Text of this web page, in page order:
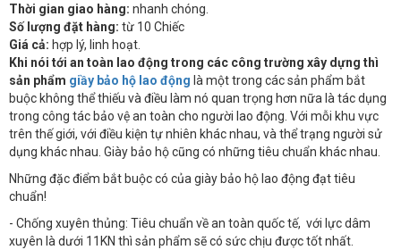
Thời gian giao hàng: nhanh chóng.
Số lượng đặt hàng: từ 10 Chiếc
Giá cả: hợp lý, linh hoạt.
Khi nói tới an toàn lao động trong các công trường xây dựng thì
sản phẩm giầy bảo hộ lao động là một trong các sản phẩm bắt
buộc không thể thiếu và điều làm nó quan trọng hơn nữa là tác dụng
trong công tác bảo vệ an toàn cho người lao động. Với mỗi khu vực
trên thế giới, với điều kiện tự nhiên khác nhau, và thể trạng người sử
dụng khác nhau. Giày bảo hộ cũng có những tiêu chuẩn khác nhau.
Những đặc điểm bắt buộc có của giày bảo hộ lao động đạt tiêu
chuẩn!
- Chống xuyên thủng: Tiêu chuẩn về an toàn quốc tế, với lực dâm
xuyên là dưới 11KN thì sản phẩm sẽ có sức chịu được tốt nhất.